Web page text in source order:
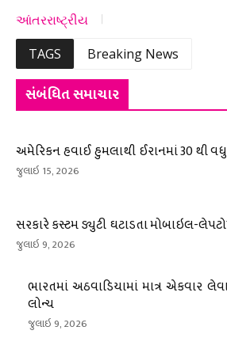
આંતરરાષ્ટ્રીય
TAGS
Breaking News
સંબંધિત સમાચાર
અમેરિકન હવાઈ હુમલાથી ઈરાનમાં 30 થી
જુલાઇ 15, 2026
સરકારે કસ્ટમ ડ્યુટી ઘટાડતા મોબાઇલ-
જુલાઇ 9, 2026
ભારતમાં અઠવાડિયામાં માત્ર એકવાર
લોન્ચ
જુલાઇ 9, 2026